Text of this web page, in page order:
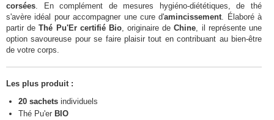
corsées . En complément de mesures hygiéno-diététiques, de thé
s'avère idéal pour accompagner une cure d'amincissement . Élaboré à
partir deThé Pu'Er certifié Bio, originaire deChine , il représente une
option savoureuse pour se faire plaisir tout en contribuant au bien-être
de votre corps.
Les plus produit :
20 sachets individuels
Thé Pu'er BIO